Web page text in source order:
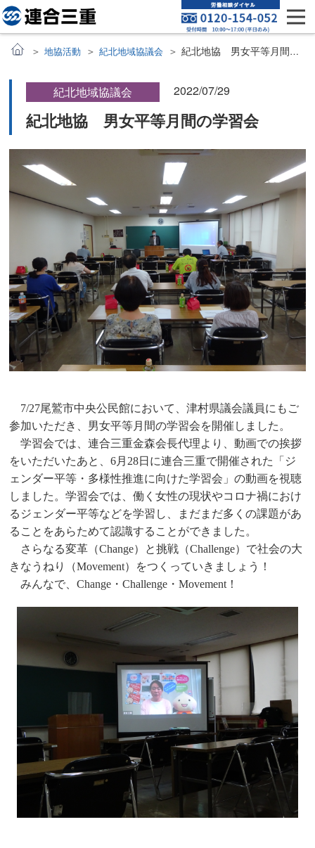
地協活動 紀北地域協議会 紀北地協 男女平等月間の学習会
紀北地域協議会 2022/07/29
紀北地協 男女平等月間の学習会
7/27尾鷲市中央公民館において、津村県議会議員にもご
参加いただき、男女平等月間の学習会を開催しました。
学習会では、連合三重金森会長代理より、動画での挨拶
をいただいたあと、6月28日に連合三重で開催された「ジ
ェンダー平等・多様性推進に向けた学習会」の動画を視聴
しました。学習会では、働く女性の現状やコロナ禍におけ
るジェンダー平等などを学習し、まだまだ多くの課題があ
ることをあらためて認識することができました。
さらなる変革（Change）と挑戦（Challenge）で社会の大
きなうねり（Movement）をつくっていきましょう！
みんなで、Change・Challenge・Movement！